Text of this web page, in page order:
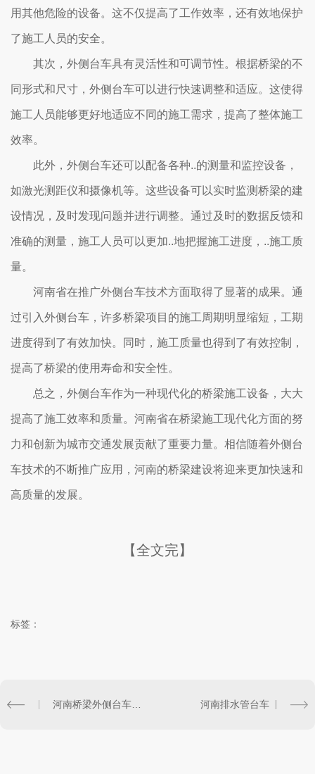
用其他危险的设备。这不仅提高了工作效率，还有效地保护
了施工人员的安全。
其次，外侧台车具有灵活性和可调节性。根据桥梁的不
同形式和尺寸，外侧台车可以进行快速调整和适应。这使得
施工人员能够更好地适应不同的施工需求，提高了整体施工
效率。
此外，外侧台车还可以配备各种..的测量和监控设备，
如激光测距仪和摄像机等。这些设备可以实时监测桥梁的建
设情况，及时发现问题并进行调整。通过及时的数据反馈和
准确的测量，施工人员可以更加..地把握施工进度，..施工质
量。
河南省在推广外侧台车技术方面取得了显著的成果。通
过引入外侧台车，许多桥梁项目的施工周期明显缩短，工期
进度得到了有效加快。同时，施工质量也得到了有效控制，
提高了桥梁的使用寿命和安全性。
总之，外侧台车作为一种现代化的桥梁施工设备，大大
提高了施工效率和质量。河南省在桥梁施工现代化方面的努
力和创新为城市交通发展贡献了重要力量。相信随着外侧台
车技术的不断推广应用，河南的桥梁建设将迎来更加快速和
高质量的发展。
【全文完】
标签：
河南排水管台车